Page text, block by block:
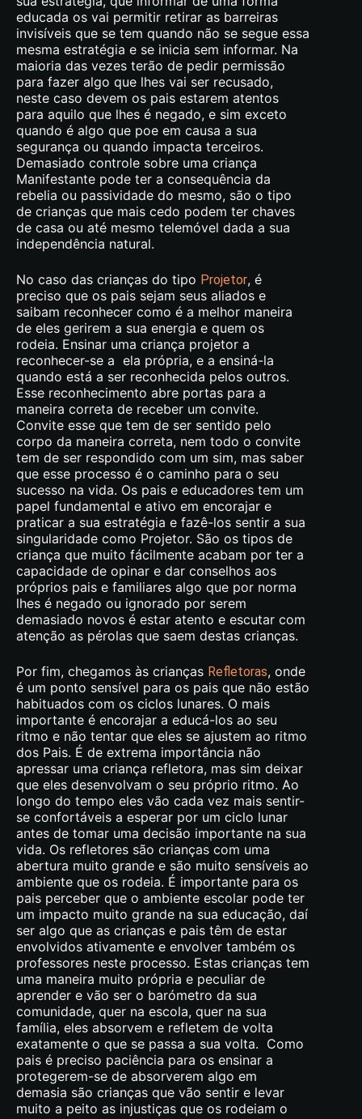
educada os vai permitir retirar as barreiras
invisíveis que se tem quando não se segue essa
mesma estratégia e se inicia sem informar. Na
maioria das vezes terão de pedir permissão
para fazer algo que lhes vai ser recusado,
neste caso devem os pais estarem atentos
para aquilo que lhes é negado, e sim exceto
quando é algo que poe em causa a sua
segurança ou quando impacta terceiros.
Demasiado controle sobre uma criança
Manifestante pode ter a consequência da
rebelia ou passividade do mesmo, são o tipo
de crianças que mais cedo podem ter chaves
de casa ou até mesmo telemóvel dada a sua
independência natural.
No caso das crianças do tipo Projetor, é
preciso que os pais sejam seus aliados e
saibam reconhecer como é a melhor maneira
de eles gerirem a sua energia e quem os
rodeia. Ensinar uma criança projetor a
reconhecer-se a ela própria, e a ensiná-la
quando está a ser reconhecida pelos outros.
Esse reconhecimento abre portas para a
maneira correta de receber um convite.
Convite esse que tem de ser sentido pelo
corpo da maneira correta, nem todo o convite
tem de ser respondido com um sim, mas saber
que esse processo é o caminho para o seu
sucesso na vida. Os pais e educadores tem um
papel fundamental e ativo em encorajar e
praticar a sua estratégia e fazê-los sentir a sua
singularidade como Projetor. São os tipos de
criança que muito fácilmente acabam por ter a
capacidade de opinar e dar conselhos aos
próprios pais e familiares algo que por norma
lhes é negado ou ignorado por serem
demasiado novos é estar atento e escutar com
atenção as pérolas que saem destas crianças.
Por fim, chegamos às crianças Refletoras, onde
é um ponto sensível para os pais que não estão
habituados com os ciclos lunares. O mais
importante é encorajar a educá-los ao seu
ritmo e não tentar que eles se ajustem ao ritmo
dos Pais. É de extrema importância não
apressar uma criança refletora, mas sim deixar
que eles desenvolvam o seu próprio ritmo. Ao
longo do tempo eles vão cada vez mais sentir-
se confortáveis a esperar por um ciclo lunar
antes de tomar uma decisão importante na sua
vida. Os refletores são crianças com uma
abertura muito grande e são muito sensíveis ao
ambiente que os rodeia. É importante para os
pais perceber que o ambiente escolar pode ter
um impacto muito grande na sua educação, daí
ser algo que as crianças e pais têm de estar
envolvidos ativamente e envolver também os
professores neste processo. Estas crianças tem
uma maneira muito própria e peculiar de
aprender e vão ser o barómetro da sua
comunidade, quer na escola, quer na sua
família, eles absorvem e refletem de volta
exatamente o que se passa a sua volta. Como
pais é preciso paciência para os ensinar a
protegerem-se de absorverem algo em
demasia são crianças que vão sentir e levar
muito a peito as injustiças que os rodeiam o